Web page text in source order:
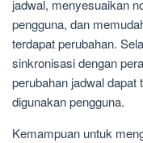
jadwal, menyesuaikan
pengguna, dan
terdapat perubahan.
sinkronisasi dengan
perubahan jadwal
digunakan pengguna.
Kemampuan untuk